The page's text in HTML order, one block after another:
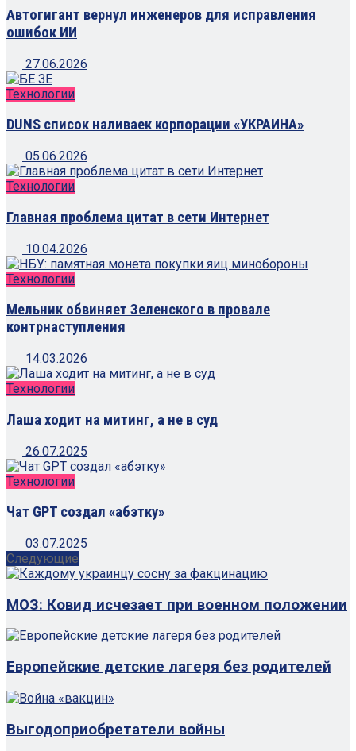
Автогигант вернул инженеров для исправления
ошибок ИИ
27.06.2026
Технологии
DUNS список наливаек корпорации «УКРАИНА»
05.06.2026
Технологии
Главная проблема цитат в сети Интернет
10.04.2026
Технологии
Мельник обвиняет Зеленского в провале
контрнаступления
14.03.2026
Технологии
Лаша ходит на митинг, а не в суд
26.07.2025
Технологии
Чат GPT создал «абэтку»
03.07.2025
Следующие
МОЗ: Ковид исчезает при военном положении
Европейские детские лагеря без родителей
Выгодоприобретатели войны